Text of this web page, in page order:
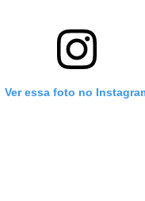
Ver essa foto no